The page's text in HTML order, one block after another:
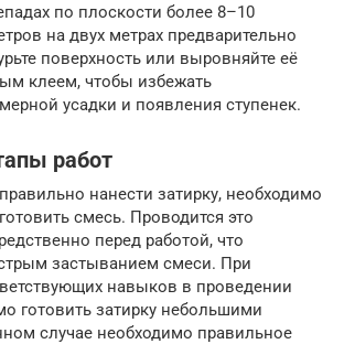
по плоскости более 8–10
на двух метрах предварительно
поверхность или выровняйте её
клеем, чтобы избежать
усадки и появления ступенек.
работ
нанести затирку, необходимо
смесь. Проводится это
перед работой, что
застыванием смеси. При
навыков в проведении
готовить затирку небольшими
случае необходимо правильное